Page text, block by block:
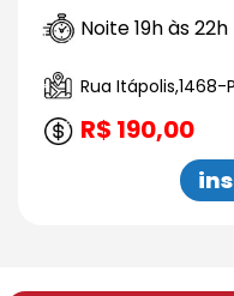
Noite 19h às 22h
Rua
R$ 190,00